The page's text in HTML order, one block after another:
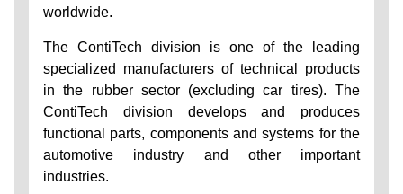
worldwide.
The ContiTech division is one of the leading
specialized manufacturers of technical products
in the rubber sector (excluding car tires). The
ContiTech division develops and produces
functional parts, components and systems for the
automotive industry and other important
industries.